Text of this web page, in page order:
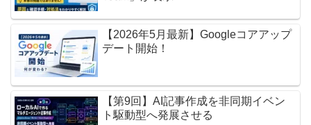
【2026年5月最新】Googleコアアップ
デート開始！
【第9回】AI記事作成を非同期イベン
ト駆動型へ発展させる